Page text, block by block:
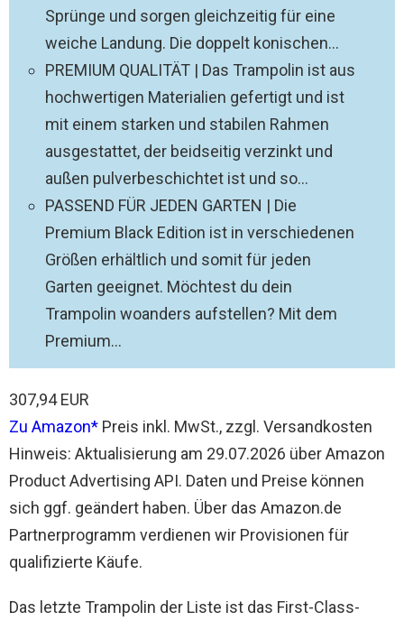
Sprünge und sorgen gleichzeitig für eine
weiche Landung. Die doppelt konischen...
PREMIUM QUALITÄT | Das Trampolin ist aus
hochwertigen Materialien gefertigt und ist
mit einem starken und stabilen Rahmen
ausgestattet, der beidseitig verzinkt und
außen pulverbeschichtet ist und so...
PASSEND FÜR JEDEN GARTEN | Die
Premium Black Edition ist in verschiedenen
Größen erhältlich und somit für jeden
Garten geeignet. Möchtest du dein
Trampolin woanders aufstellen? Mit dem
Premium...
307,94 EUR
Zu Amazon
Preis inkl. MwSt., zzgl. Versandkosten
Hinweis: Aktualisierung am 29.07.2026 über Amazon
Product Advertising API. Daten und Preise können
sich ggf. geändert haben. Über das Amazon.de
Partnerprogramm verdienen wir Provisionen für
qualifizierte Käufe.
Das letzte Trampolin der Liste ist das First-Class-